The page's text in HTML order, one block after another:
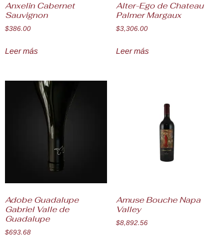
Anxelin Cabernet
Sauvignon
$386.00
Leer más
Alter-Ego de Chateau
Palmer Margaux
$3,306.00
Leer más
Adobe Guadalupe
Gabriel Valle de
Guadalupe
$693.68
Amuse Bouche Napa
Valley
$8,892.56